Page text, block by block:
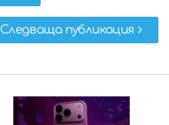
Следваща публикация